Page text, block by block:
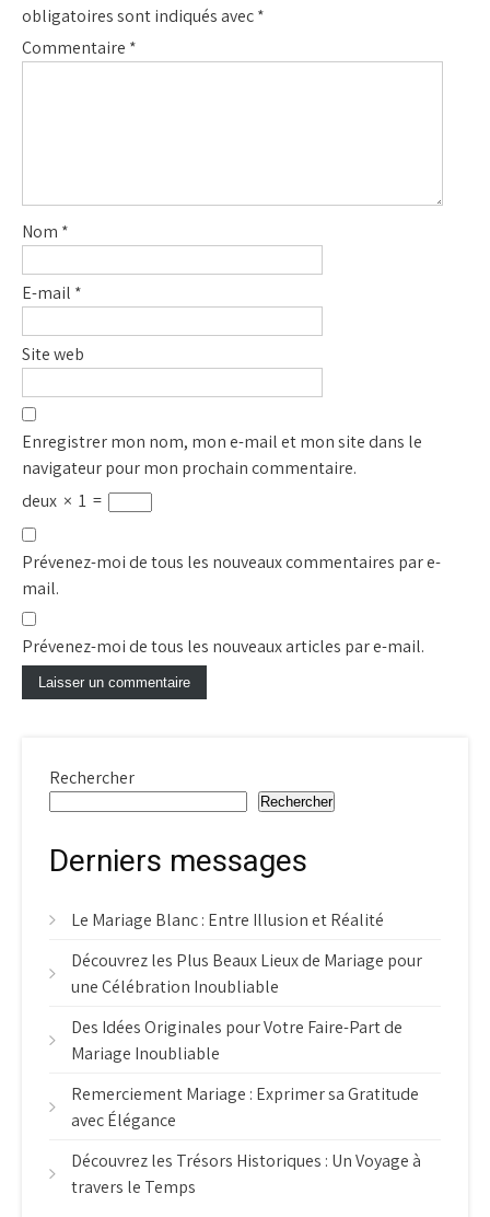
obligatoires sont indiqués avec*
Commentaire *
Nom *
E-mail *
Site web
Enregistrer mon nom, mon e-mail et mon site dans le
navigateur pour mon prochain commentaire.
deux × 1 =
Prévenez-moi de tous les nouveaux commentaires par e-
mail.
Prévenez-moi de tous les nouveaux articles par e-mail.
Rechercher
Rechercher
Derniers messages
Le Mariage Blanc : Entre Illusion et Réalité
Découvrez les Plus Beaux Lieux de Mariage pour
une Célébration Inoubliable
Des Idées Originales pour Votre Faire-Part de
Mariage Inoubliable
Remerciement Mariage : Exprimer sa Gratitude
avec Élégance
Découvrez les Trésors Historiques : Un Voyage à
travers le Temps